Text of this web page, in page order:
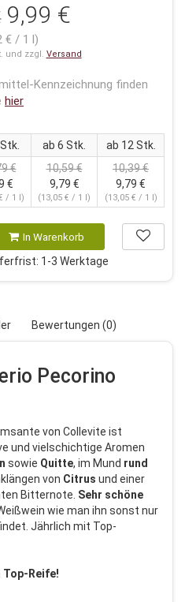
9,99 €
€ / 1 l)
und zzgl. Versand
Kennzeichnung finden
hier
ab 6 Stk. ab 12 Stk.
€
€
/ 1 l)
10,59 €
9,79 €
(13,05 € / 1 l)
10,39 €
9,79 €
(13,05 € / 1 l)
In Warenkorb
1-3 Werktage
Bewertungen (0)
Pecorino
von Collevite ist
und vielschichtige Aromen
sowie Quitte, im Mund rund
von Citrus und einer
Bitternote. Sehr schöne
wie man ihn sonst nur
Jährlich mit Top-
Top-Reife!